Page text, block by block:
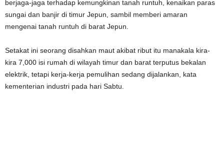
berjaga-jaga terhadap kemungkinan tanah runtuh, kenaikan paras
sungai dan banjir di timur Jepun, sambil memberi amaran
mengenai tanah runtuh di barat Jepun.
Setakat ini seorang disahkan maut akibat ribut itu manakala kira-
kira 7,000 isi rumah di wilayah timur dan barat terputus bekalan
elektrik, tetapi kerja-kerja pemulihan sedang dijalankan, kata
kementerian industri pada hari Sabtu.